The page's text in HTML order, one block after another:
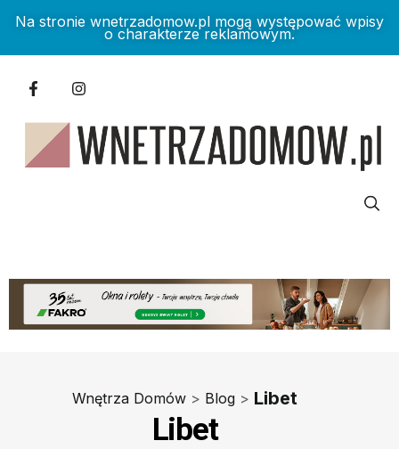
Na stronie wnetrzadomow.pl mogą występować wpisy
o charakterze reklamowym.
Wnętrza Domów > Blog > Libet
Libet